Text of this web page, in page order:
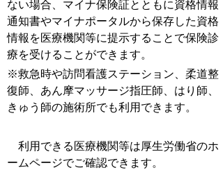
ない場合、マイナ保険証とともに資格情報
通知書やマイナポータルから保存した資格
情報を医療機関等に提示することで保険診
療を受けることができます。
※救急時や訪問看護ステーション、柔道整
復師、あん摩マッサージ指圧師、はり師、
きゅう師の施術所でも利用できます。
利用できる医療機関等は厚生労働省のホ
ームページでご確認できます。